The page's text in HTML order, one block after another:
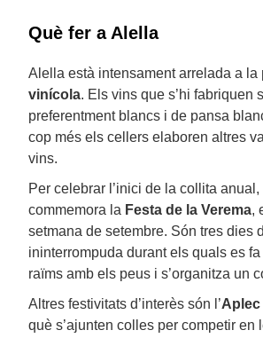
Què fer a Alella
Alella està intensament arrelada a la
vinícola. Els vins que s’hi fabriquen
preferentment blancs i de pansa
cop més els cellers elaboren altres
vins.
Per celebrar l’inici de la collita
commemora la Festa de la Verema,
setmana de setembre. Són tres dies
ininterrompuda durant els quals es
raïms amb els peus i s’organitza un
Altres festivitats d’interès són l’Aplec
què s’ajunten colles per competir en